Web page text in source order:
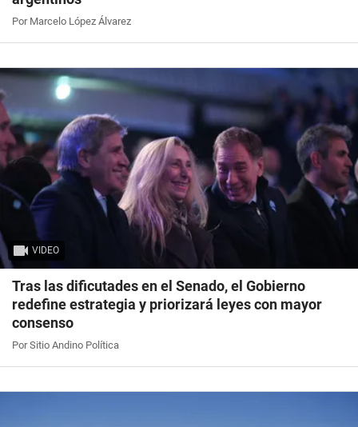
Por Marcelo López Álvarez
VIDEO
Tras las dificutades en el Senado, el Gobierno
redefine estrategia y priorizará leyes con mayor
consenso
Por Sitio Andino Política